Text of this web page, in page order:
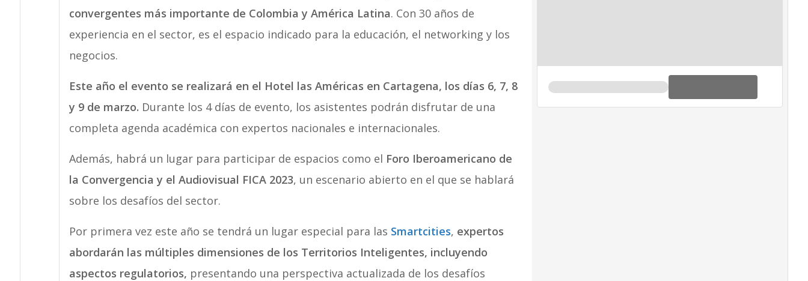
convergentes más importante de Colombia y América Latina. Con 30 años de
experiencia en el sector, es el espacio indicado para la educación, el networking y los
negocios.
Este año el evento se realizará en el Hotel las Américas en Cartagena, los días 6, 7, 8
y 9 de marzo. Durante los 4 días de evento, los asistentes podrán disfrutar de una
completa agenda académica con expertos nacionales e internacionales.
Además, habrá un lugar para participar de espacios como el Foro Iberoamericano de
la Convergencia y el Audiovisual FICA 2023, un escenario abierto en el que se hablará
sobre los desafíos del sector.
Por primera vez este año se tendrá un lugar especial para las Smartcities, expertos
abordarán las múltiples dimensiones de los Territorios Inteligentes, incluyendo
aspectos regulatorios, presentando una perspectiva actualizada de los desafíos